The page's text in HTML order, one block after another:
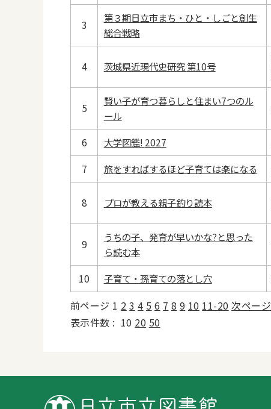
3
第３期日立市まち・ひと・しごと創生
総合戦略
4 茨城県近現代史研究 第10号
5
賢い子が育つ暮らしと住まい7つのル
ール
6 大学図鑑! 2027
7
旅をすればするほど子育ては楽になる
8 プロが教える親子釣り読本
9
うちの子、発育が早いかな?と思った
ら読む本
10 子育て・孫育ての落とし穴
前ページ 1 2 3 4 5 6 7 8 9 10 11-20 次ページ
10 20 50